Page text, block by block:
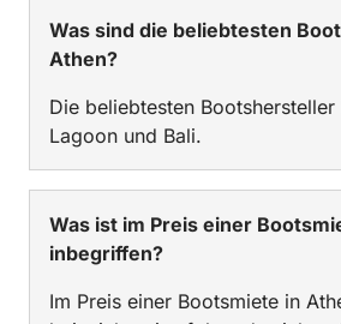
Was sind die beliebtesten
Athen?
Die beliebtesten
Lagoon und Bali.
Was ist im Preis einer
inbegriffen?
Im Preis einer Bootsmiete in